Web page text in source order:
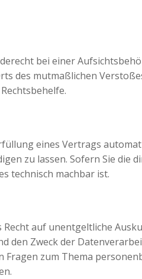
bei einer
des mutmaßlichen
eines Vertrags
zu lassen. Sofern Sie die
technisch machbar ist.
Recht auf unentgeltliche
den Zweck der
zum Thema